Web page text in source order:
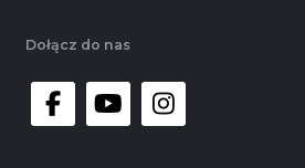
Dołącz do nas
facebookyoutube instagram